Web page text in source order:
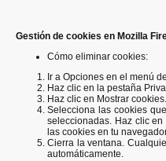
Gestión de cookies en Mozilla
Cómo eliminar cookies:
Ir a Opciones en el menú
Haz clic en la pestaña
Haz clic en Mostrar cookies.
Selecciona las cookies
seleccionadas. Haz clic
las cookies en tu
Cierra la ventana.
automáticamente.